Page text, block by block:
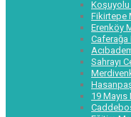
Koşuyolu
Fikirtepe
Erenköy
Caferağa
Sahrayı
19 Mayıs